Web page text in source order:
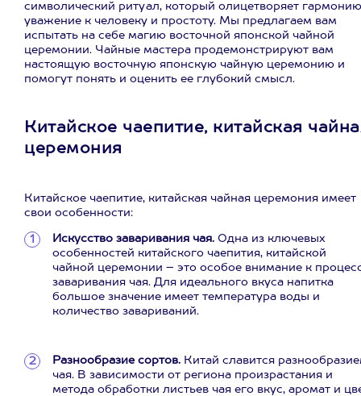
символический ритуал, который олицетворяет
уважение к человеку и простоту. Мы предлагаем вам
испытать на себе магию восточной японской чайной
церемонии. Чайные мастера продемонстрируют вам
настоящую восточную японскую чайную церемонию и
помогут понять и оценить ее глубокий смысл.
Китайское чаепитие, китайская
церемония
Китайское чаепитие, китайская чайная церемония имеет
свои особенности:
Искусство заваривания чая. Одна из ключевых
особенностей китайского чаепития, китайской
чайной церемонии – это особое внимание к
заваривания чая. Для идеального вкуса напитка
большое значение имеет температура воды и
количество завариваний.
Разнообразие сортов. Китай славится
чая. В зависимости от региона произрастания и
метода обработки листьев чая его вкус, аромат и